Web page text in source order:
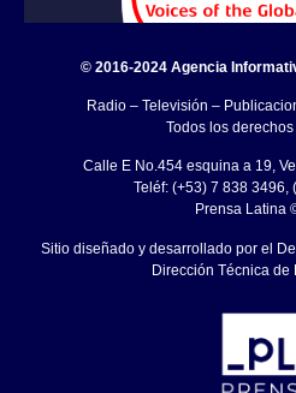
© 2016-2024 Agencia
Radio – Televisión –
Todos los
Calle E No.454 esquina a 19,
Teléf: (+53) 7 838 3496,
Prensa Latina
Sitio diseñado y desarrollado por el
Dirección Técnica de